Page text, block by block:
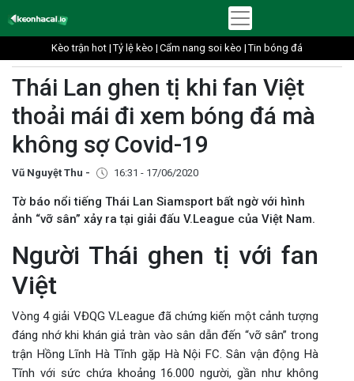
Kèo trận hot | Tỷ lệ kèo | Cẩm nang soi kèo | Tin bóng đá
Thái Lan ghen tị khi fan Việt
thoải mái đi xem bóng đá mà
không sợ Covid-19
Vũ Nguyệt Thu - 16:31 - 17/06/2020
Tờ báo nổi tiếng Thái Lan Siamsport bất ngờ với hình
ảnh “vỡ sân” xảy ra tại giải đấu V.League của Việt Nam.
Người Thái ghen tị với fan
Việt
Vòng 4 giải VĐQG V.League đã chứng kiến một cảnh tượng
đáng nhớ khi khán giả tràn vào sân dẫn đến “vỡ sân” trong
trận Hồng Lĩnh Hà Tĩnh gặp Hà Nội FC. Sân vận động Hà
Tĩnh với sức chứa khoảng 16.000 người, gần như không